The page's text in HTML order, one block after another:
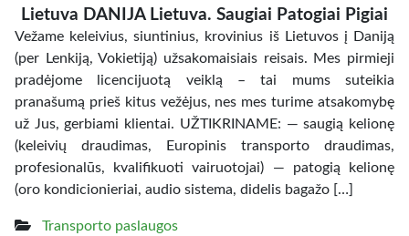
Lietuva DANIJA Lietuva. Saugiai Patogiai Pigiai
Vežame keleivius, siuntinius, krovinius iš Lietuvos į Daniją
(per Lenkiją, Vokietiją) užsakomaisiais reisais. Mes pirmieji
pradėjome licencijuotą veiklą – tai mums suteikia
pranašumą prieš kitus vežėjus, nes mes turime atsakomybę
už Jus, gerbiami klientai. UŽTIKRINAME: — saugią kelionę
(keleivių draudimas, Europinis transporto draudimas,
profesionalūs, kvalifikuoti vairuotojai) — patogią kelionę
(oro kondicionieriai, audio sistema, didelis bagažo […]
Transporto paslaugos